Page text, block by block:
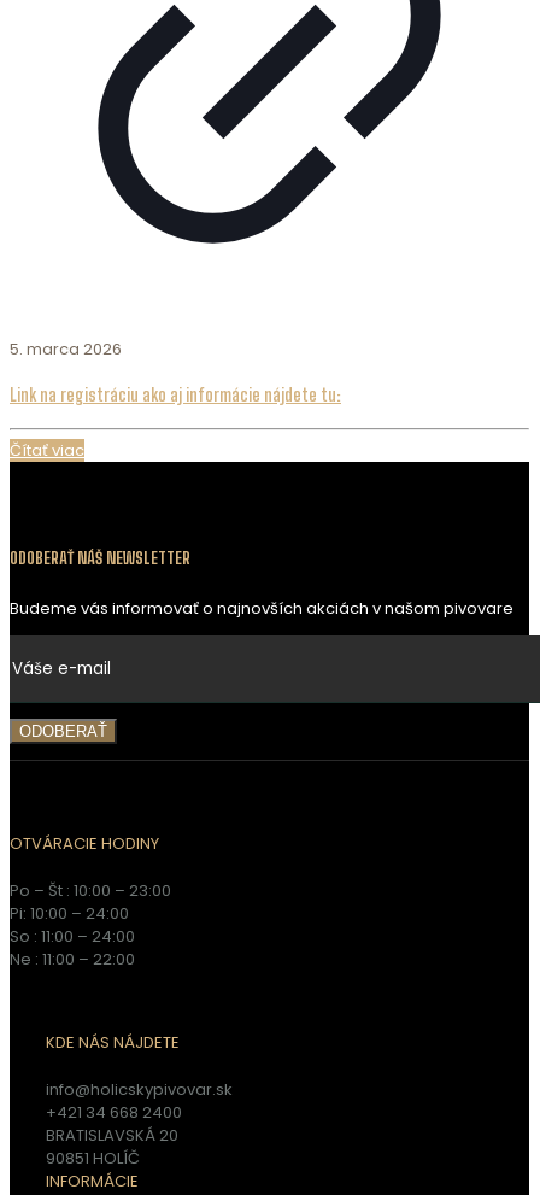
5. marca 2026
Link na registráciu ako aj informácie nájdete tu:
Čítať viac
ODOBERAŤ NÁŠ NEWSLETTER
Budeme vás informovať o najnovších akciách v našom pivovare
OTVÁRACIE HODINY
Po – Št : 10:00 – 23:00
Pi: 10:00 – 24:00
So : 11:00 – 24:00
Ne : 11:00 – 22:00
KDE NÁS NÁJDETE
info@holicskypivovar.sk
+421 34 668 2400
BRATISLAVSKÁ 20
90851 HOLÍČ
INFORMÁCIE